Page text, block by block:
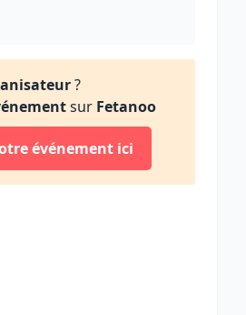
?
sur Fetanoo
événement ici